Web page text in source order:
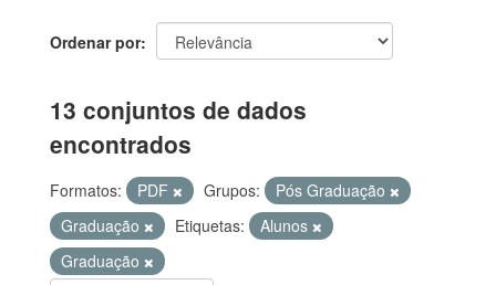
Ordenar por
13 conjuntos de dados
encontrados
Formatos: PDF Grupos:
Pós Graduação
Graduação
Etiquetas:
Alunos
Graduação